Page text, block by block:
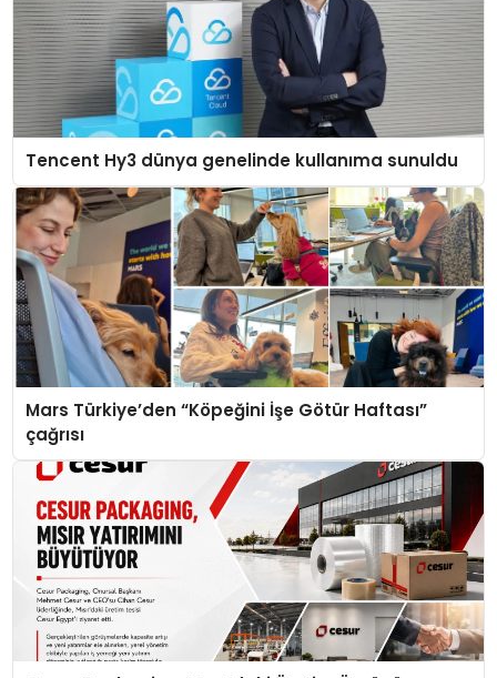
Tencent Hy3 dünya genelinde kullanıma sunuldu
Mars Türkiye’den “Köpeğini İşe Götür Haftası”
çağrısı